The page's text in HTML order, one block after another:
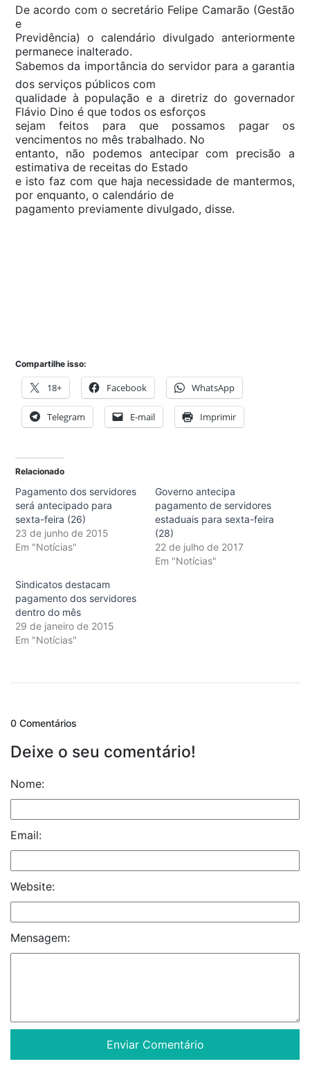
De acordo com o secretário Felipe Camarão (Gestão
e
Previdência) o calendário divulgado anteriormente
permanece inalterado.
Sabemos da importância do servidor para a garantia
dos serviços públicos com
qualidade à população e a diretriz do governador
Flávio Dino é que todos os esforços
sejam feitos para que possamos pagar os
vencimentos no mês trabalhado. No
entanto, não podemos antecipar com precisão a
estimativa de receitas do Estado
e isto faz com que haja necessidade de mantermos,
por enquanto, o calendário de
pagamento previamente divulgado, disse.
Compartilhe isso:
18+ Facebook WhatsApp
Telegram E-mail Imprimir
Relacionado
Pagamento dos servidores
será antecipado para
sexta-feira (26)
23 de junho de 2015
Em "Notícias"
Governo antecipa
pagamento de servidores
estaduais para sexta-feira
(28)
22 de julho de 2017
Em "Notícias"
Sindicatos destacam
pagamento dos servidores
dentro do mês
29 de janeiro de 2015
Em "Notícias"
0 Comentários
Deixe o seu comentário!
Nome:
Email:
Website:
Mensagem: